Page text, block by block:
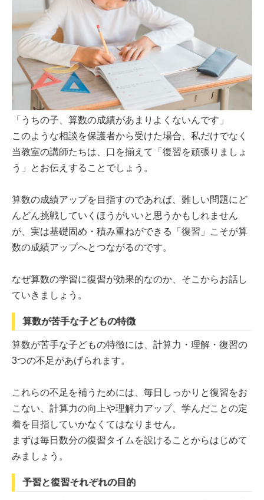
「うちの子、算数の成績があまりよくないんです」
このような相談を保護者から受けた場合、私だけでなく
当教室の講師たちは、口を揃えて「復習を頑張りましょ
う」とお伝えすることでしょう。
算数の成績アップを目指すのであれば、難しい問題にど
んどん挑戦していくほうがいいと思うかもしれません
が、実は基礎固め・積み重ねができる「復習」こそが算
数の成績アップへとつながるのです。
なぜ算数の学習に復習が効果的なのか、そこからお話し
ていきましょう。
算数が苦手な子どもの特徴
算数が苦手な子どもの特徴には、計算力・理解・復習の
3つの不足があげられます。
これらの不足を補うためには、毎日しっかりと復習をお
こない、計算力の向上や理解力アップ、学んだことの定
着を目指していかなくてはなりません。
まずは毎日数分の復習タイムを設けることからはじめて
みましょう。
予習と復習それぞれの目的